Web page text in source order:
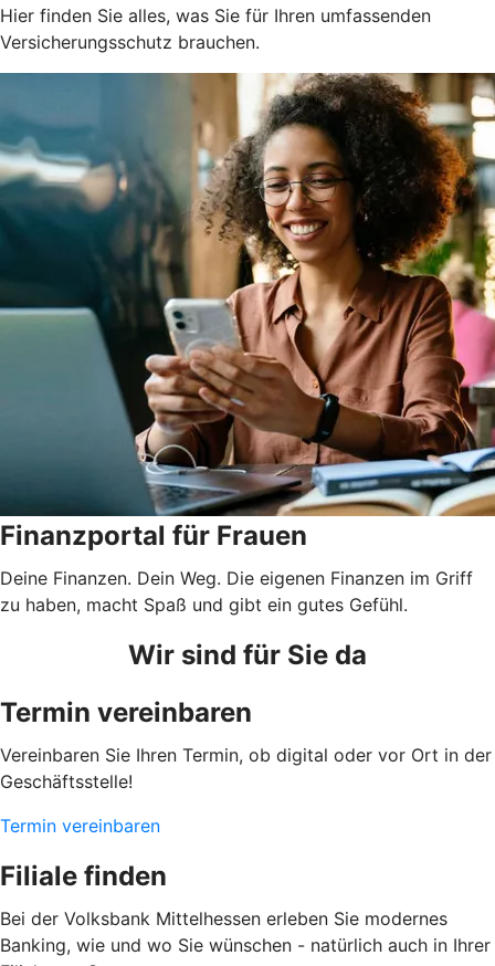
Hier finden Sie alles, was Sie für Ihren umfassenden
Versicherungsschutz brauchen.
Finanzportal für Frauen
Deine Finanzen. Dein Weg. Die eigenen Finanzen im Griff
zu haben, macht Spaß und gibt ein gutes Gefühl.
Wir sind für Sie da
Termin vereinbaren
Vereinbaren Sie Ihren Termin, ob digital oder vor Ort in der
Geschäftsstelle!
Termin vereinbaren
Filiale finden
Bei der Volksbank Mittelhessen erleben Sie modernes
Banking, wie und wo Sie wünschen - natürlich auch in Ihrer